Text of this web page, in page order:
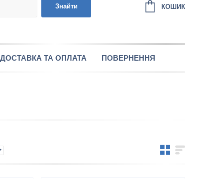
Знайти КОШИК
ДОСТАВКА ТА ОПЛАТА ПОВЕРНЕННЯ